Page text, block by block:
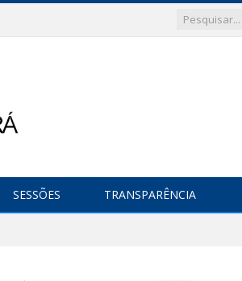
SESSÕES TRANSPARÊNCIA